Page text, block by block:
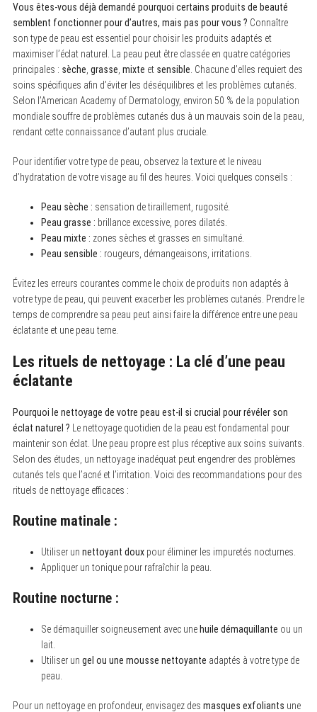
Vous êtes-vous déjà demandé pourquoi certains produits de beauté
semblent fonctionner pour d’autres, mais pas pour vous ? Connaître
son type de peau est essentiel pour choisir les produits adaptés et
maximiser l’éclat naturel. La peau peut être classée en quatre catégories
principales : sèche grasse mixte et sensible . Chacune d’elles requiert des
soins spécifiques afin d’éviter les déséquilibres et les problèmes cutanés.
Selon l’American Academy of Dermatology, environ 50 % de la population
mondiale souffre de problèmes cutanés dus à un mauvais soin de la peau,
rendant cette connaissance d’autant plus cruciale.
Pour identifier votre type de peau, observez la texture et le niveau
d’hydratation de votre visage au fil des heures. Voici quelques conseils :
Peau sèche : sensation de tiraillement, rugosité.
Peau grasse : brillance excessive, pores dilatés.
Peau mixte : zones sèches et grasses en simultané.
Peau sensible : rougeurs, démangeaisons, irritations.
Évitez les erreurs courantes comme le choix de produits non adaptés à
votre type de peau, qui peuvent exacerber les problèmes cutanés. Prendre le
temps de comprendre sa peau peut ainsi faire la différence entre une peau
éclatante et une peau terne.
Les rituels de nettoyage : La clé d’une peau
éclatante
Pourquoi le nettoyage de votre peau est-il si crucial pour révéler son
éclat naturel ? Le nettoyage quotidien de la peau est fondamental pour
maintenir son éclat. Une peau propre est plus réceptive aux soins suivants.
Selon des études, un nettoyage inadéquat peut engendrer des problèmes
cutanés tels que l’acné et l’irritation. Voici des recommandations pour des
rituels de nettoyage efficaces :
Routine matinale :
Utiliser un nettoyant douxpour éliminer les impuretés nocturnes.
Appliquer un tonique pour rafraîchir la peau.
Routine nocturne :
Se démaquiller soigneusement avec une huile démaquillante ou un
lait.
Utiliser un gel ou une mousse nettoyante adaptés à votre type de
peau.
Pour un nettoyage en profondeur, envisagez des masques exfoliants une